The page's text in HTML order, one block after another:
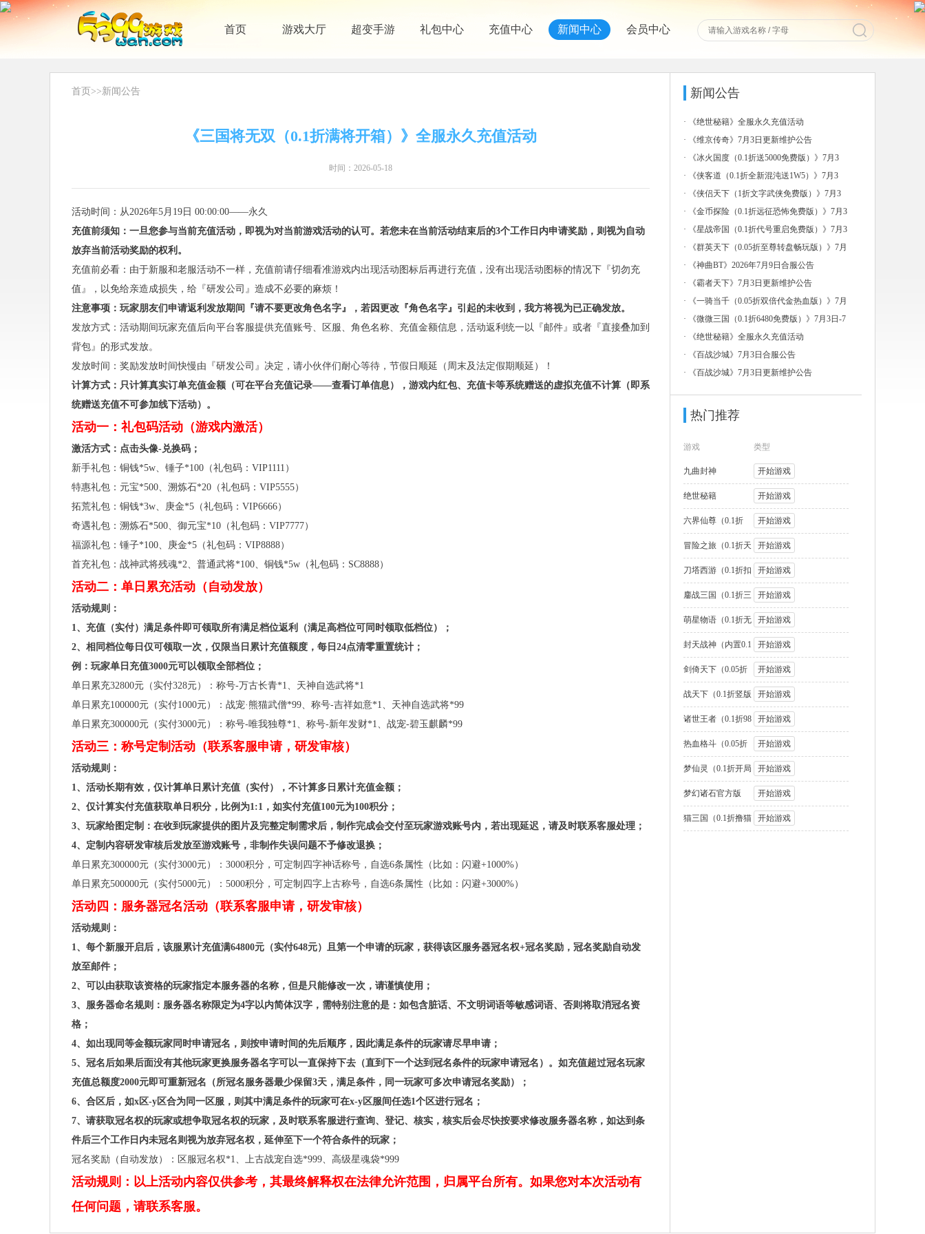
首页 游戏大厅 超变手游 礼包中心 充值中心 新闻中心 会员中心
首页 >>新闻公告
《三国将无双（0.1折满将开箱）》全服永久充值活动
时间：2026-05-18
活动时间：从2026年5月19日 00:00:00——永久
充值前须知：一旦您参与当前充值活动，即视为对当前游戏活动的认可。若您未在当前活动结束后的3个工作日内申请奖励，则视为自动
放弃当前活动奖励的权利。
充值前必看：由于新服和老服活动不一样，充值前请仔细看准游戏内出现活动图标后再进行充值，没有出现活动图标的情况下『切勿充
值』，以免给亲造成损失，给『研发公司』造成不必要的麻烦！
注意事项：玩家朋友们申请返利发放期间『请不要更改角色名字』，若因更改『角色名字』引起的未收到，我方将视为已正确发放。
发放方式：活动期间玩家充值后向平台客服提供充值账号、区服、角色名称、充值金额信息，活动返利统一以『邮件』或者『直接叠加到
背包』的形式发放。
发放时间：奖励发放时间快慢由『研发公司』决定，请小伙伴们耐心等待，节假日顺延（周末及法定假期顺延）！
计算方式：只计算真实订单充值金额（可在平台充值记录——查看订单信息），游戏内红包、充值卡等系统赠送的虚拟充值不计算（即系
统赠送充值不可参加线下活动）。
活动一：礼包码活动（游戏内激活）
激活方式：点击头像-兑换码；
新手礼包：铜钱*5w、锤子*100（礼包码：VIP1111）
特惠礼包：元宝*500、溯炼石*20（礼包码：VIP5555）
拓荒礼包：铜钱*3w、庚金*5（礼包码：VIP6666）
奇遇礼包：溯炼石*500、御元宝*10（礼包码：VIP7777）
福源礼包：锤子*100、庚金*5（礼包码：VIP8888）
首充礼包：战神武将残魂*2、普通武将*100、铜钱*5w（礼包码：SC8888）
活动二：单日累充活动（自动发放）
活动规则：
1、充值（实付）满足条件即可领取所有满足档位返利（满足高档位可同时领取低档位）；
2、相同档位每日仅可领取一次，仅限当日累计充值额度，每日24点清零重置统计；
例：玩家单日充值3000元可以领取全部档位；
单日累充32800元（实付328元）：称号-万古长青*1、天神自选武将*1
单日累充100000元（实付1000元）：战宠·熊猫武僧*99、称号-吉祥如意*1、天神自选武将*99
单日累充300000元（实付3000元）：称号-唯我独尊*1、称号-新年发财*1、战宠-碧玉麒麟*99
活动三：称号定制活动（联系客服申请，研发审核）
活动规则：
1、活动长期有效，仅计算单日累计充值（实付），不计算多日累计充值金额；
2、仅计算实付充值获取单日积分，比例为1:1，如实付充值100元为100积分；
3、玩家给图定制：在收到玩家提供的图片及完整定制需求后，制作完成会交付至玩家游戏账号内，若出现延迟，请及时联系客服处理；
4、定制内容研发审核后发放至游戏账号，非制作失误问题不予修改退换；
单日累充300000元（实付3000元）：3000积分，可定制四字神话称号，自选6条属性（比如：闪避+1000%）
单日累充500000元（实付5000元）：5000积分，可定制四字上古称号，自选6条属性（比如：闪避+3000%）
活动四：服务器冠名活动（联系客服申请，研发审核）
活动规则：
1、每个新服开启后，该服累计充值满64800元（实付648元）且第一个申请的玩家，获得该区服务器冠名权+冠名奖励，冠名奖励自动发
放至邮件；
2、可以由获取该资格的玩家指定本服务器的名称，但是只能修改一次，请谨慎使用；
3、服务器命名规则：服务器名称限定为4字以内简体汉字，需特别注意的是：如包含脏话、不文明词语等敏感词语、否则将取消冠名资
格；
4、如出现同等金额玩家同时申请冠名，则按申请时间的先后顺序，因此满足条件的玩家请尽早申请；
5、冠名后如果后面没有其他玩家更换服务器名字可以一直保持下去（直到下一个达到冠名条件的玩家申请冠名）。如充值超过冠名玩家
充值总额度2000元即可重新冠名（所冠名服务器最少保留3天，满足条件，同一玩家可多次申请冠名奖励）；
6、合区后，如x区-y区合为同一区服，则其中满足条件的玩家可在x-y区服间任选1个区进行冠名；
7、请获取冠名权的玩家或想争取冠名权的玩家，及时联系客服进行查询、登记、核实，核实后会尽快按要求修改服务器名称，如达到条
件后三个工作日内未冠名则视为放弃冠名权，延伸至下一个符合条件的玩家；
冠名奖励（自动发放）：区服冠名权*1、上古战宠自选*999、高级星魂袋*999
活动规则：以上活动内容仅供参考，其最终解释权在法律允许范围，归属平台所有。如果您对本次活动有
任何问题，请联系客服。
新闻公告
·
《绝世秘籍》全服永久充值活动
·
《维京传奇》7月3日更新维护公告
·
《冰火国度（0.1折送5000免费版）》7月3
日-7
·
《侠客道（0.1折全新混沌送1W5）》7月3
日-7月
·
《侠侣天下（1折文字武侠免费版）》7月3
日-7月6日
·
《金币探险（0.1折远征恐怖免费版）》7月3
日-7月
·
《星战帝国（0.1折代号重启免费版）》7月3
日-7月
·
《群英天下（0.05折至尊转盘畅玩版）》7月
3日-7
·
《神曲BT》2026年7月9日合服公告
·
《霸者天下》7月3日更新维护公告
·
《一骑当千（0.05折双倍代金热血版）》7月
3日-7
·
《微微三国（0.1折6480免费版）》7月3日-7
月
·
《绝世秘籍》全服永久充值活动
·
《百战沙城》7月3日合服公告
·
《百战沙城》7月3日更新维护公告
热门推荐
游戏 类型
九曲封神 开始游戏
绝世秘籍 开始游戏
六界仙尊（0.1折
2000福利版
开始游戏
冒险之旅（0.1折天
天送1W代币
开始游戏
刀塔西游（0.1折扣
版）
开始游戏
鏖战三国（0.1折三
国2名将盲盒
开始游戏
萌星物语（0.1折无
限代金版）
开始游戏
封天战神（内置0.1
折1W免费版
开始游戏
剑倚天下（0.05折
送SSS神将
开始游戏
战天下（0.1折竖版
街机连招）
开始游戏
诸世王者（0.1折98
元速通版）
开始游戏
热血格斗（0.05折
GM定制版）
开始游戏
梦仙灵（0.1折开局
送足球宝贝）
开始游戏
梦幻诸石官方版
（0.05折圆梦高
开始游戏
猫三国（0.1折撸猫 开始游戏